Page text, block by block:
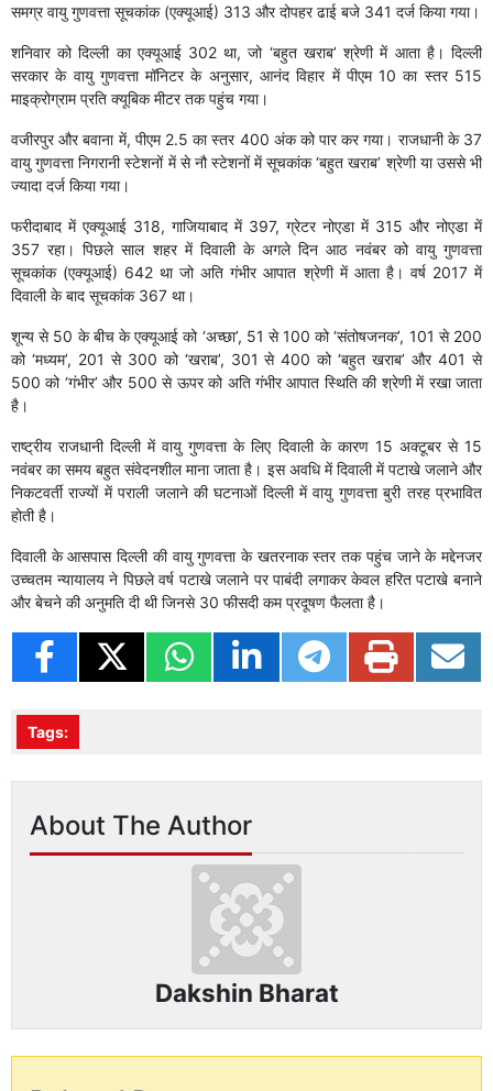
समग्र वायु गुणवत्ता सूचकांक (एक्यूआई) 313 और दोपहर ढाई बजे 341 दर्ज किया गया।
शनिवार को दिल्ली का एक्यूआई 302 था, जो ‘बहुत खराब’ श्रेणी में आता है। दिल्ली
सरकार के वायु गुणवत्ता मॉनिटर के अनुसार, आनंद विहार में पीएम 10 का स्तर 515
माइक्रोग्राम प्रति क्यूबिक मीटर तक पहुंच गया।
वजीरपुर और बवाना में, पीएम 2.5 का स्तर 400 अंक को पार कर गया। राजधानी के 37
वायु गुणवत्ता निगरानी स्टेशनों में से नौ स्टेशनों में सूचकांक ‘बहुत खराब’ श्रेणी या उससे भी
ज्यादा दर्ज किया गया।
फरीदाबाद में एक्यूआई 318, गाजियाबाद में 397, ग्रेटर नोएडा में 315 और नोएडा में
357 रहा। पिछले साल शहर में दिवाली के अगले दिन आठ नवंबर को वायु गुणवत्ता
सूचकांक (एक्यूआई) 642 था जो अति गंभीर आपात श्रेणी में आता है। वर्ष 2017 में
दिवाली के बाद सूचकांक 367 था।
शून्य से 50 के बीच के एक्यूआई को ‘अच्छा’, 51 से 100 को ‘संतोषजनक’, 101 से 200
को ‘मध्यम’, 201 से 300 को ‘खराब’, 301 से 400 को ‘बहुत खराब’ और 401 से
500 को ‘गंभीर’ और 500 से ऊपर को अति गंभीर आपात स्थिति की श्रेणी में रखा जाता
है।
राष्ट्रीय राजधानी दिल्ली में वायु गुणवत्ता के लिए दिवाली के कारण 15 अक्टूबर से 15
नवंबर का समय बहुत संवेदनशील माना जाता है। इस अवधि में दिवाली में पटाखे जलाने और
निकटवर्ती राज्यों में पराली जलाने की घटनाओं दिल्ली में वायु गुणवत्ता बुरी तरह प्रभावित
होती है।
दिवाली के आसपास दिल्ली की वायु गुणवत्ता के खतरनाक स्तर तक पहुंच जाने के मद्देनजर
उच्चतम न्यायालय ने पिछले वर्ष पटाखे जलाने पर पाबंदी लगाकर केवल हरित पटाखे बनाने
और बेचने की अनुमति दी थी जिनसे 30 फीसदी कम प्रदूषण फैलता है।
Tags:
About The Author
Dakshin Bharat